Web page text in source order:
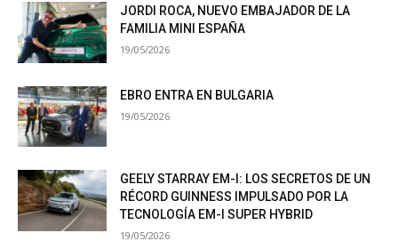
JORDI ROCA, NUEVO EMBAJADOR DE LA
FAMILIA MINI ESPAÑA
19/05/2026
EBRO ENTRA EN BULGARIA
19/05/2026
GEELY STARRAY EM-I: LOS SECRETOS DE UN
RÉCORD GUINNESS IMPULSADO POR LA
TECNOLOGÍA EM-I SUPER HYBRID
19/05/2026